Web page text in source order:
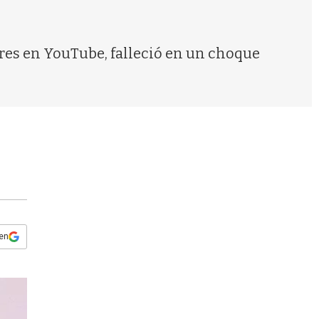
en YouTube, falleció en un choque